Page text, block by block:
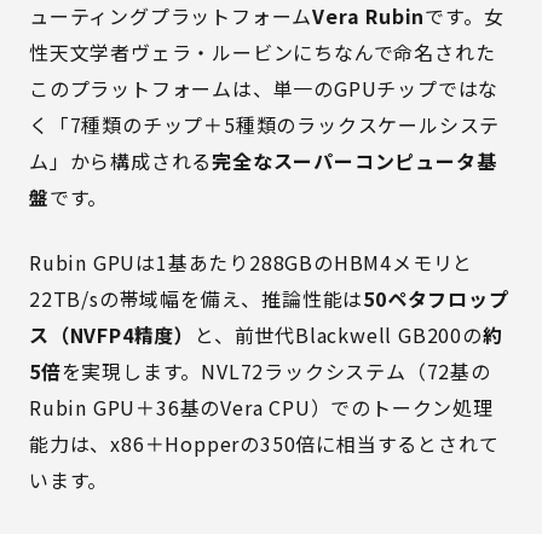
ューティングプラットフォームVera Rubinです。女
性天文学者ヴェラ・ルービンにちなんで命名された
このプラットフォームは、単一のGPUチップではな
く「7種類のチップ＋5種類のラックスケールシステ
ム」から構成される完全なスーパーコンピュータ基
盤です。
Rubin GPUは1基あたり288GBのHBM4メモリと
22TB/sの帯域幅を備え、推論性能は50ペタフロップ
ス（NVFP4精度）
と、前世代Blackwell GB200の約
5倍を実現します。NVL72ラックシステム（72基の
Rubin GPU＋36基のVera CPU）でのトークン処理
能力は、x86＋Hopperの350倍に相当するとされて
います。